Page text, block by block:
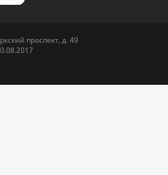
проспект, д. 49